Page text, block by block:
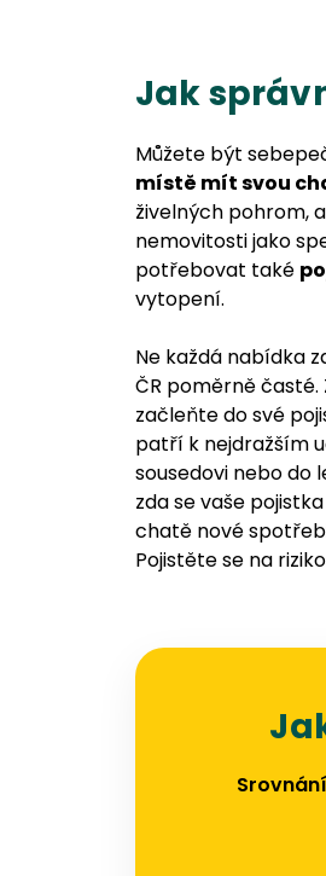
Jak
Můžete být
místě mít svou
živelných pohrom,
nemovitosti jako
potřebovat také
vytopení.
Ne každá nabídka
ČR poměrně
začleňte do své
patří k nejdražším
sousedovi nebo do
zda se vaše
chatě nové
Pojistěte se na